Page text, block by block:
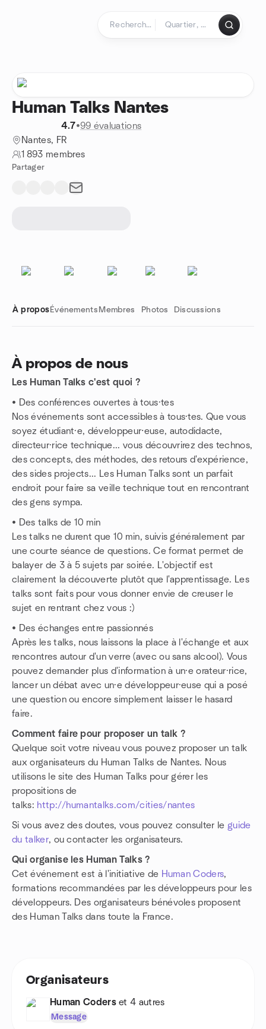
Human Talks Nantes
4.7•99 évaluations
Nantes, FR
1 893 membres
Partager
À propos Événements Membres Photos Discussions
À propos de nous
Les Human Talks c'est quoi ?
• Des conférences ouvertes à tous·tes
Nos événements sont accessibles à tous·tes. Que vous
soyez étudiant·e, développeur⸱euse, autodidacte,
directeur·rice technique... vous découvrirez des technos,
des concepts, des méthodes, des retours d'expérience,
des sides projects... Les Human Talks sont un parfait
endroit pour faire sa veille technique tout en rencontrant
des gens sympa.
• Des talks de 10 min
Les talks ne durent que 10 min, suivis généralement par
une courte séance de questions. Ce format permet de
balayer de 3 à 5 sujets par soirée. L'objectif est
clairement la découverte plutôt que l'apprentissage. Les
talks sont faits pour vous donner envie de creuser le
sujet en rentrant chez vous :)
• Des échanges entre passionnés
Après les talks, nous laissons la place à l'échange et aux
rencontres autour d'un verre (avec ou sans alcool). Vous
pouvez demander plus d'information à un·e orateur·rice,
lancer un débat avec un·e développeur·euse qui a posé
une question ou encore simplement laisser le hasard
faire.
Comment faire pour proposer un talk ?
Quelque soit votre niveau vous pouvez proposer un talk
aux organisateurs du Human Talks de Nantes. Nous
utilisons le site des Human Talks pour gérer les
propositions de
talks: http://humantalks.com/cities/nantes
Si vous avez des doutes, vous pouvez consulter le guide
du talker, ou contacter les organisateurs.
Qui organise les Human Talks ?
Cet événement est à l'initiative de Human Coders,
formations recommandées par les développeurs pour les
développeurs. Des organisateurs bénévoles proposent
des Human Talks dans toute la France.
Organisateurs
Human Coders et 4 autres
Message